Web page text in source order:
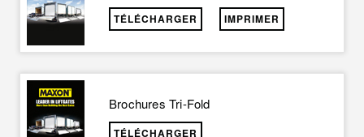
TÉLÉCHARGER IMPRIMER
Brochures Tri-Fold
TÉLÉCHARGER